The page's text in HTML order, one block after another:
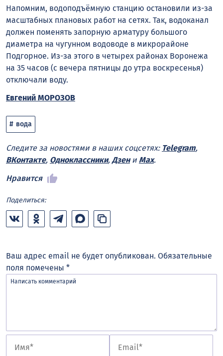
Напомним, водоподъёмную станцию остановили из-за
масштабных плановых работ на сетях. Так, водоканал
должен поменять запорную арматуру большого
диаметра на чугунном водоводе в микрорайоне
Подгорное. Из-за этого в четырех районах Воронежа
на 35 часов (с вечера пятницы до утра воскресенья)
отключали воду.
Евгений МОРОЗОВ
вода
Следите за новостями в наших соцсетях: Telegram,
ВКонтакте, Одноклассники, Дзени Max.
Нравится
Поделиться:
Ваш адрес email не будет опубликован. Обязательные
поля помечены *